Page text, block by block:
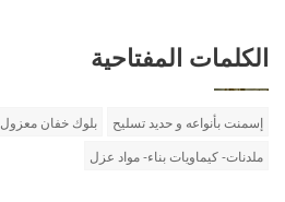
الكلمات المفتاحية
إسمنت بأنواعه و حديد تسليح بلوك خفان معزول
ملدنات- كيماويات بناء- مواد عزل